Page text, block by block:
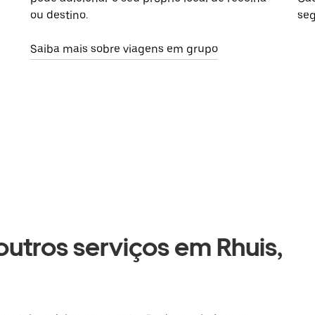
ou destino.
Saiba mais sobre viagens em grupo
serviços em Rhuis,